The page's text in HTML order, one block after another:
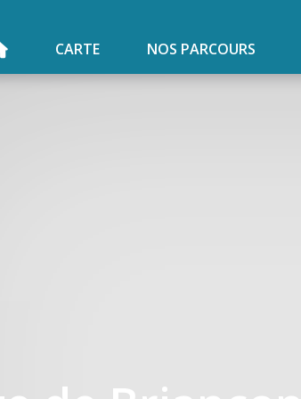
CARTE NOS PARCOURS